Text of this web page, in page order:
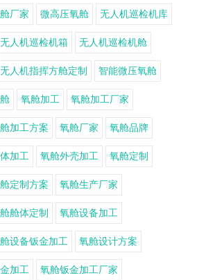
厂家 微高压氧舱 无人机巡检机库
无人机巡检机箱 无人机巡检机舱
无人机指挥方舱定制 智能微压氧舱
氧舱加工 氧舱加工厂家
加工方案 氧舱厂家 氧舱品牌
加工 氧舱外壳加工 氧舱定制
定制方案 氧舱生产厂家
舱体定制 氧舱设备加工
设备钣金加工 氧舱设计方案
加工 氧舱钣金加工厂家